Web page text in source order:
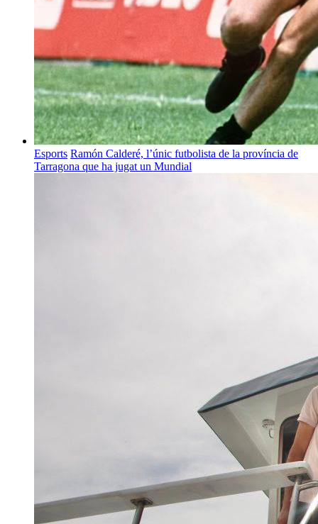
Esports Ramón Calderé, l’únic futbolista de la província de
Tarragona que ha jugat un Mundial